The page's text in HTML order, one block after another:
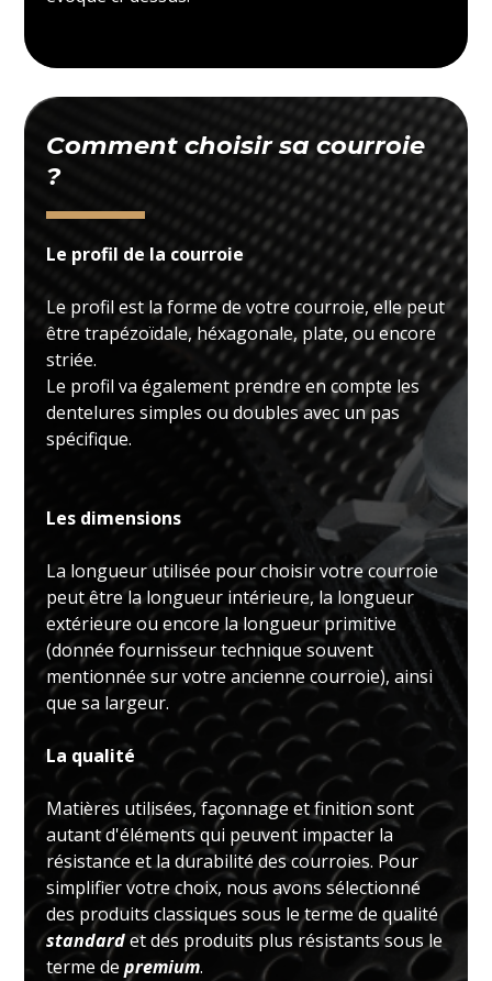
Comment choisir sa courroie
?
Le profil de la courroie
Le profil est la forme de votre courroie, elle peut
être trapézoïdale, héxagonale, plate, ou encore
striée.
Le profil va également prendre en compte les
dentelures simples ou doubles avec un pas
spécifique.
Les dimensions
La longueur utilisée pour choisir votre courroie
peut être la longueur intérieure, la longueur
extérieure ou encore la longueur primitive
(donnée fournisseur technique souvent
mentionnée sur votre ancienne courroie), ainsi
que sa largeur.
La qualité
Matières utilisées, façonnage et finition sont
autant d'éléments qui peuvent impacter la
résistance et la durabilité des courroies. Pour
simplifier votre choix, nous avons sélectionné
des produits classiques sous le terme de qualité
standardet des produits plus résistants sous le
terme depremium.